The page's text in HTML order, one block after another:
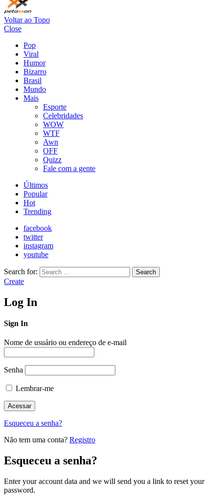
Voltar ao Topo
Close
Pop
Viral
Humor
Bizarro
Brasil
Mundo
Mais
Esporte
Celebridades
WOW
WTF
Awn
OFF
Quizz
Fale com a gente
Últimos
Popular
Hot
Trending
facebook
twitter
instagram
youtube
Search for: Search
Create
Log In
Sign In
Nome de usuário ou endereço de e-mail
Senha
Lembrar-me
Esqueceu a senha?
Não tem uma conta? Registro
Esqueceu a senha?
Enter your account data and we will send you a link to reset your
password.